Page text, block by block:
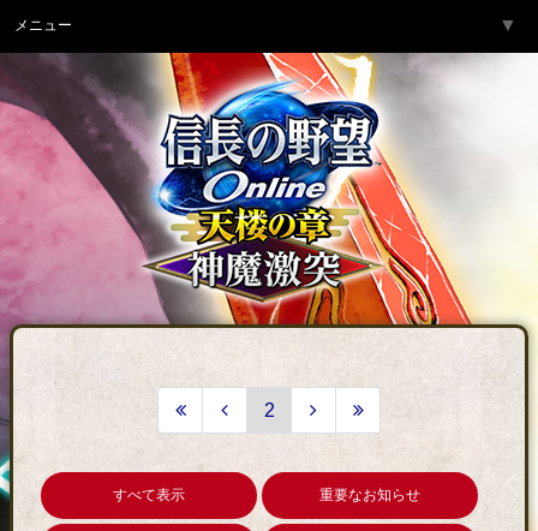
メニュー ▼
トップページ
ゲーム紹介
サービス
コミュニティ
ネットカフェ ▼
2
すべて表示 重要なお知らせ